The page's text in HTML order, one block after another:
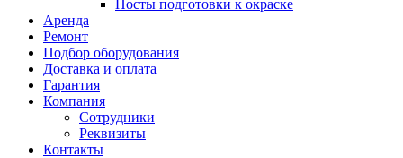
Посты подготовки к окраске
Аренда
Ремонт
Подбор оборудования
Доставка и оплата
Гарантия
Компания
Сотрудники
Реквизиты
Контакты